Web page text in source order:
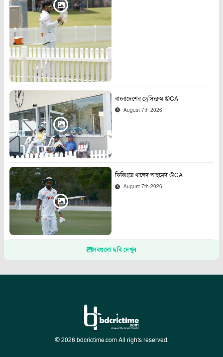
বাংলাদেশের ড্রেসিংরুম ©CA
August 7th 2026
ফিল্ডিংয়ে খালেদ আহমেদ ©CA
August 7th 2026
সবগুলো ছবি দেখুন
© 2026 bdcrictime.com All rights reserved.